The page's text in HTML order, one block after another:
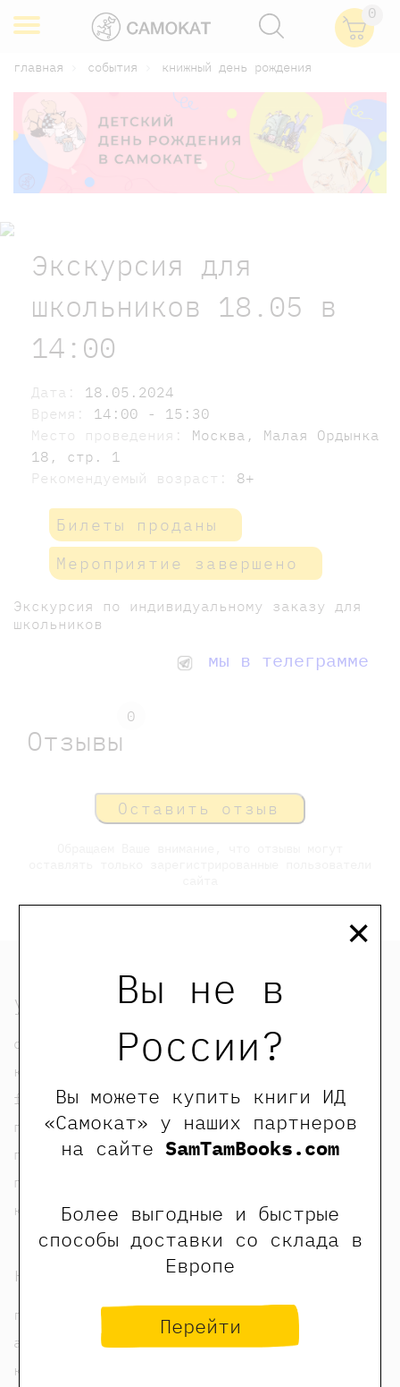
Вы не в
России?
Вы можете купить книги ИД
«Самокат» у наших партнеров
на сайте SamTamBooks.com
Более выгодные и быстрые
способы доставки со склада в
Европе
Перейти
×
0
главная события книжный день рождения
Экскурсия для
школьников 18.05 в
14:00
Дата: 18.05.2024
Время: 14:00 - 15:30
Место проведения: Москва, Малая Ордынка
18, стр. 1
Рекомендуемый возраст: 8+
Билеты проданы
Мероприятие завершено
Экскурсия по индивидуальному заказу для
школьников
мы в телеграмме
Отзывы
0
Оставить отзыв
узнать
о нас
контакты
foreign rights contacts
политика конфиденциальности
публичная оферта
пользовательское соглашение
карта сайта
купить
где купить?
адреса наших магазинов
купить оптом (для юл и ип)